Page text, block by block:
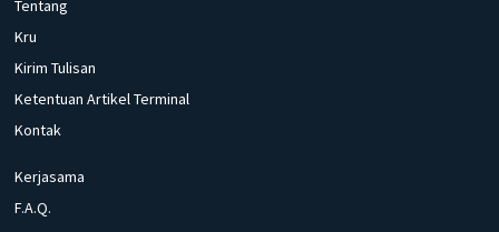
Tentang
Kru
Kirim Tulisan
Ketentuan Artikel Terminal
Kontak
Kerjasama
F.A.Q.